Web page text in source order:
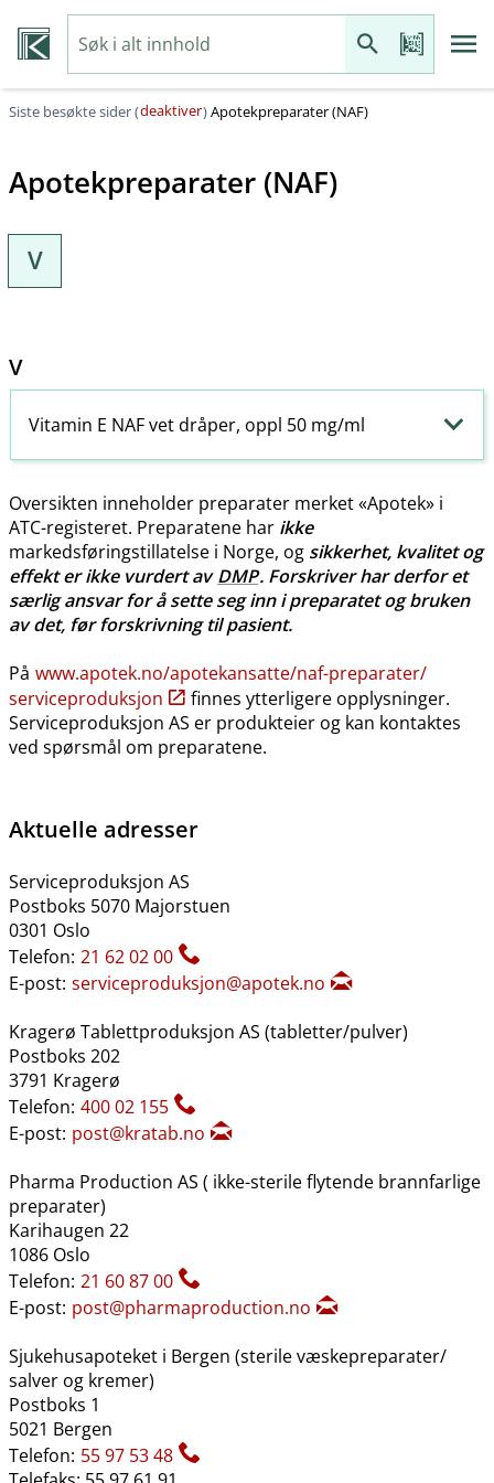
Siste besøkte sider (deaktiver)Apotekpreparater (NAF)
Apotekpreparater (NAF)
V
V
Vitamin E NAF vet dråper, oppl 50 mg/ml
Oversikten inneholder preparater merket «Apotek» i
ATC-registeret. Preparatene har ikke
markedsføringstillatelse i Norge, og sikkerhet, kvalitet og
effekt er ikke vurdert avDMP. Forskriver har derfor et
særlig ansvar for å sette seg inn i preparatet og bruken
av det, før forskrivning til pasient.
På www.apotek.no​/​apotekansatte​/​naf-preparater​/​
serviceproduksjon
finnes ytterligere opplysninger.
Serviceproduksjon AS er produkteier og kan kontaktes
ved spørsmål om preparatene.
Aktuelle adresser
Serviceproduksjon AS
Postboks 5070 Majorstuen
0301 Oslo
Telefon: 21 62 02 00
E-post: serviceproduksjon@apotek.no
Kragerø Tablettproduksjon AS (tabletter​/​pulver)
Postboks 202
3791 Kragerø
Telefon: 400 02 155
E-post: post@kratab.no
Pharma Production AS ( ikke-sterile flytende brannfarlige
preparater)
Karihaugen 22
1086 Oslo
Telefon: 21 60 87 00
E-post: post@pharmaproduction.no
Sjukehusapoteket i Bergen (sterile væskepreparater​/​
salver og kremer)
Postboks 1
5021 Bergen
Telefon: 55 97 53 48